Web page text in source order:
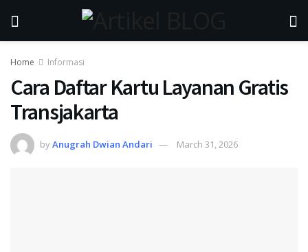
Home Informasi
Cara Daftar Kartu Layanan Gratis
Transjakarta
byAnugrah Dwian Andari March 31, 2026